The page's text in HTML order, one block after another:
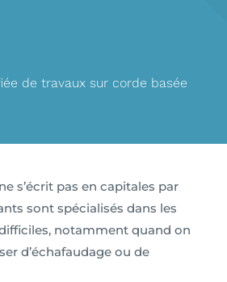
de travaux sur corde basée
s’écrit pas en capitales par
sont spécialisés dans les
notamment quand on
d’échafaudage ou de